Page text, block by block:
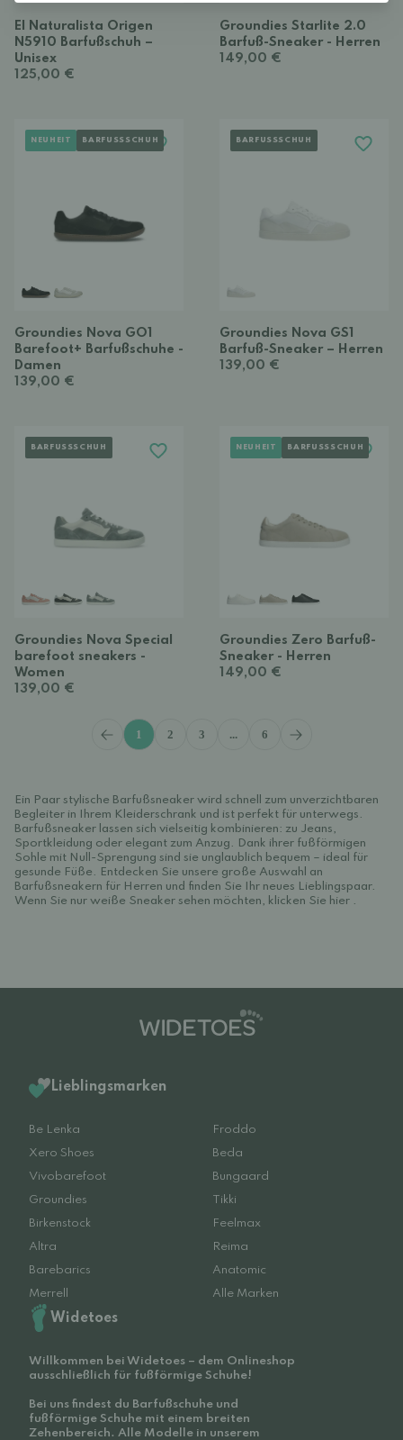
El Naturalista Origen
N5910 Barfußschuh –
Unisex
125,00 €
Groundies Starlite 2.0
Barfuß-Sneaker - Herren
149,00 €
NEUHEIT BARFUSSSCHUH
Groundies Nova GO1
Barefoot+ Barfußschuhe -
Damen
139,00 €
BARFUSSSCHUH
Groundies Nova GS1
Barfuß-Sneaker – Herren
139,00 €
BARFUSSSCHUH
Groundies Nova Special
barefoot sneakers -
Women
139,00 €
NEUHEIT BARFUSSSCHUH
Groundies Zero Barfuß-
Sneaker - Herren
149,00 €
1 2 3 ... 6
Ein Paar stylische Barfußsneaker wird schnell zum unverzichtbaren
Begleiter in Ihrem Kleiderschrank und ist perfekt für unterwegs.
Barfußsneaker lassen sich vielseitig kombinieren: zu Jeans,
Sportkleidung oder elegant zum Anzug. Dank ihrer fußförmigen
Sohle mit Null-Sprengung sind sie unglaublich bequem – ideal für
gesunde Füße. Entdecken Sie unsere große Auswahl an
Barfußsneakern für Herren und finden Sie Ihr neues Lieblingspaar.
Wenn Sie nur weiße Sneaker sehen möchten, klicken Sie hier .
Lieblingsmarken
Be Lenka
Froddo
Xero Shoes
Beda
Vivobarefoot
Bungaard
Groundies
Tikki
Birkenstock
Feelmax
Altra
Reima
Barebarics
Anatomic
Merrell
Alle Marken
Widetoes
Willkommen bei Widetoes – dem Onlineshop
ausschließlich für fußförmige Schuhe!
Bei uns findest du Barfußschuhe und
fußförmige Schuhe mit einem breiten
Zehenbereich. Alle Modelle in unserem